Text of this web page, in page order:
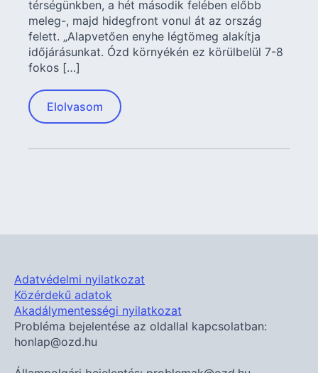
térségünkben, a hét második felében előbb
meleg-, majd hidegfront vonul át az ország
felett. „Alapvetően enyhe légtömeg alakítja
időjárásunkat. Ózd környékén ez körülbelül 7-8
fokos […]
Elolvasom
Adatvédelmi nyilatkozat
Közérdekű adatok
Akadálymentességi nyilatkozat
Probléma bejelentése az oldallal kapcsolatban:
honlap@ozd.hu